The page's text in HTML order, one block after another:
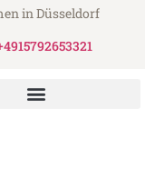
in Düsseldorf